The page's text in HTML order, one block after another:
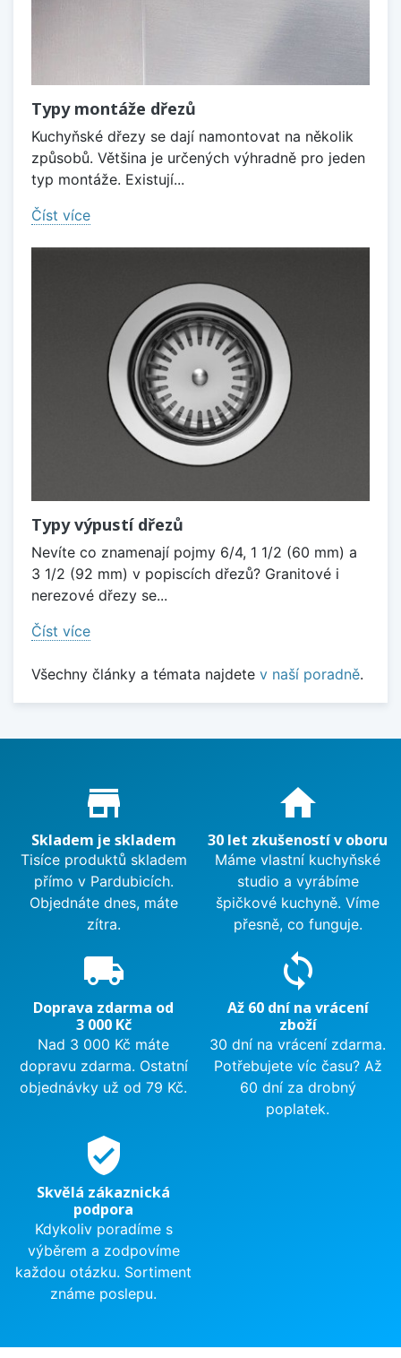
Typy montáže dřezů
Kuchyňské dřezy se dají namontovat na několik
způsobů. Většina je určených výhradně pro jeden
typ montáže. Existují...
Číst více
Typy výpustí dřezů
Nevíte co znamenají pojmy 6/4, 1 1/2 (60 mm) a
3 1/2 (92 mm) v popiscích dřezů? Granitové i
nerezové dřezy se...
Číst více
Všechny články a témata najdete v naší poradně.
Proč nakupovat u nás?
store_mall_directory
Skladem je skladem
Tisíce produktů skladem
přímo v Pardubicích.
Objednáte dnes, máte
zítra.
home
30 let zkušeností v oboru
Máme vlastní kuchyňské
studio a vyrábíme
špičkové kuchyně. Víme
přesně, co funguje.
local_shipping
Doprava zdarma od
3 000 Kč
Nad 3 000 Kč máte
dopravu zdarma. Ostatní
objednávky už od 79 Kč.
sync
Až 60 dní na vrácení
zboží
30 dní na vrácení zdarma.
Potřebujete víc času? Až
60 dní za drobný
poplatek.
verified_user
Skvělá zákaznická
podpora
Kdykoliv poradíme s
výběrem a zodpovíme
každou otázku. Sortiment
známe poslepu.